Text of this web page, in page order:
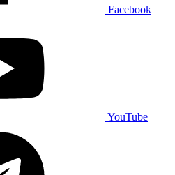
Facebook
YouTube